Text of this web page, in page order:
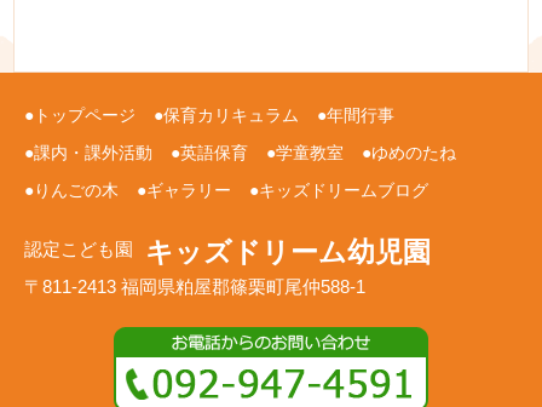
トップページ 保育カリキュラム
年間行事
課内・課外活動
英語保育 学童教室
ゆめのたね
りんごの木
ギャラリー キッズドリームブログ
認定こども園 キッズドリーム幼児園
〒811-2413 福岡県粕屋郡篠栗町尾仲588-1